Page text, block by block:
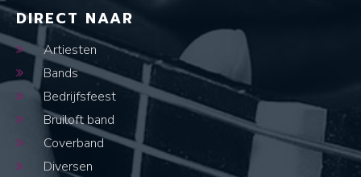
DIRECT NAAR
Artiesten
Bands
Bedrijfsfeest
Bruiloft band
Coverband
Diversen